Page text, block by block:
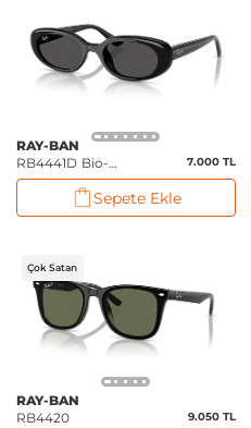
RAY-BAN
RB4441D Bio-
Based
7.000 TL
Sepete Ekle
Çok Satan
RAY-BAN
RB4420
9.050 TL